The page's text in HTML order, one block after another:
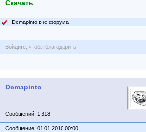
Скачать
Demapinto вне форума
Войдите, чтобы благодарить
Demapinto
Сообщений: 1,318
Сообщение: 01.01.2010 00:00